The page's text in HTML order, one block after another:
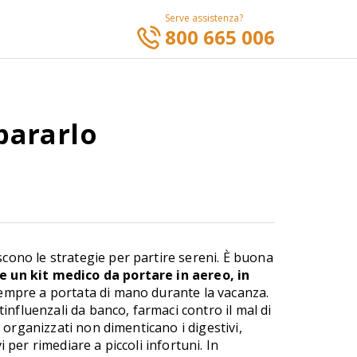
Serve assistenza?
800 665 006
le strategie per partire sereni. È buona
un kit medico da portare in aereo, in
a portata di mano durante la vacanza.
da banco, farmaci contro il mal di
non dimenticano i digestivi,
per rimediare a piccoli infortuni. In